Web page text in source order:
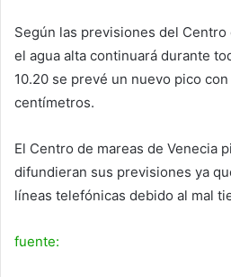
Según las previsiones del Centro
el agua alta continuará durante
10.20 se prevé un nuevo pico
centímetros.
El Centro de mareas de Venecia
difundieran sus previsiones ya
líneas telefónicas debido al mal
fuente: